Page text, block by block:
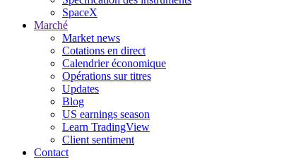
SpaceX
Marché
Market news
Cotations en direct
Calendrier économique
Opérations sur titres
Updates
Blog
US earnings season
Learn TradingView
Client sentiment
Contact